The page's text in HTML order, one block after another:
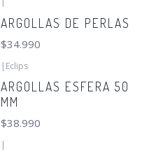
ARGOLLAS DE PERLAS
$34.990
| Eclips
ARGOLLAS ESFERA 50
MM
$38.990
|